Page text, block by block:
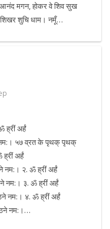
मगन, होकर वे शिव सुख
शिखर शुचि धाम। नमूँ…
अर्हं
नम:। ५७ व्रत के पृथक् पृथक्
अर्हं
नम:। २. ॐ ह्रीं अर्हं
नम:। ३. ॐ ह्रीं अर्हं
नम:। ४. ॐ ह्रीं अर्हं
नम:।…